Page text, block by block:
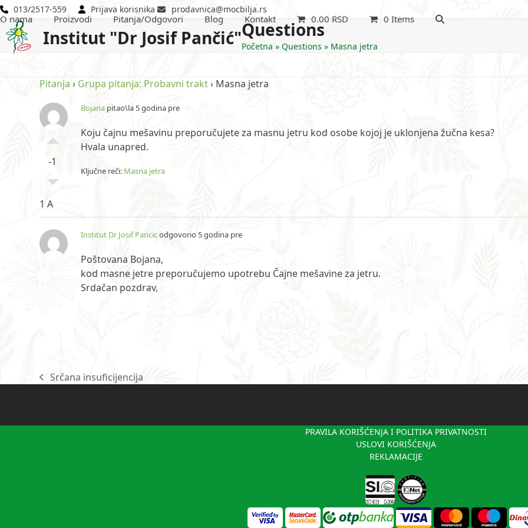
Skip
to
content
013/2517-559 Prijava korisnika prodavnica@mocbilja.rs
Institut "Dr Josif Pančić"
O nama Proizvodi Pitanja/Odgovori Blog Kontakt 0.00 RSD 0 Items
Questions
Početna » Questions » Masna jetra
Pitanja › Grupa pitanja: Probavni trakt› Masna jetra
-1
Bojana pitao\la 5 godina pre
Koju čajnu mešavinu preporučujete za masnu jetru kod osobe kojoj je uklonjena žučna kesa?
Hvala unapred.
Ključne reči: Masna jetra
1 A
Institut Dr Josif Pancicodgovorio 5 godina pre
Poštovana Bojana,
kod masne jetre preporučujemo upotrebu Čajne mešavine za jetru.
Srdačan pozdrav,
previous
Srčana insuficijencija
PRAVILA KORIŠĆENJA I POLITIKA PRIVATNOSTI
USLOVI KORIŠĆENJA
REKLAMACIJE